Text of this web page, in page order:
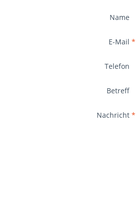
Name
E-Mail *
Telefon
Betreff
Nachricht *